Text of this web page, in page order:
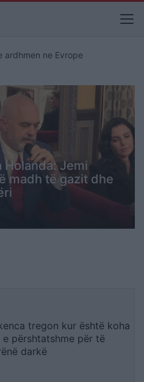
ardhmen ne Evrope
Holanda: Jemi
madh të gazit dhe
tregon kur është koha
e përshtatshme për të
darkë